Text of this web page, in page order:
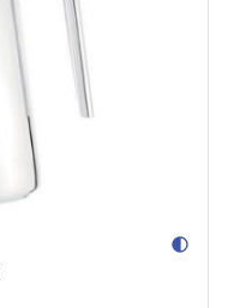
contrast